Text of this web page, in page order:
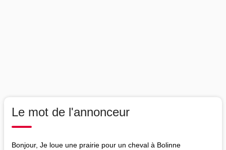
Le mot de l'annonceur
Bonjour, Je loue une prairie pour un cheval à Bolinne